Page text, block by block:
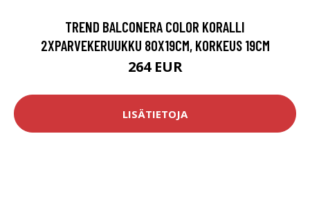
TREND BALCONERA COLOR KORALLI
2XPARVEKERUUKKU 80X19CM, KORKEUS 19CM
264 EUR
LISÄTIETOJA